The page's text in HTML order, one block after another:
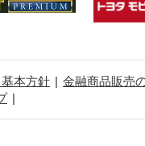
本方針
金融商品販売